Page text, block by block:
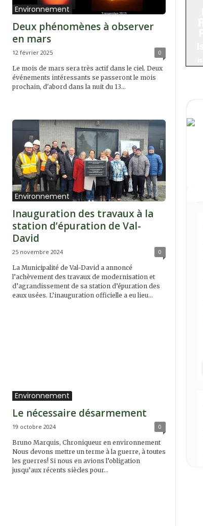
Environnement
Deux phénomènes à observer
en mars
12 février 2025 0
Le mois de mars sera très actif dans le ciel. Deux
événements intéressants se passeront le mois
prochain, d'abord dans la nuit du 13...
Environnement
Inauguration des travaux à la
station d’épuration de Val-
David
25 novembre 2024 0
La Municipalité de Val-David a annoncé
l’achèvement des travaux de modernisation et
d’agrandissement de sa station d’épuration des
eaux usées. L’inauguration officielle a eu lieu...
Environnement
Le nécessaire désarmement
19 octobre 2024 0
Bruno Marquis, Chroniqueur en environnement
Nous devons mettre un terme à la guerre, à toutes
les guerres! Si nous en avions l’obligation
jusqu’aux récents siècles pour...